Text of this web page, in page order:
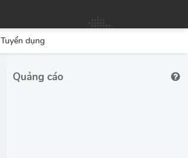
Tuyển dụng